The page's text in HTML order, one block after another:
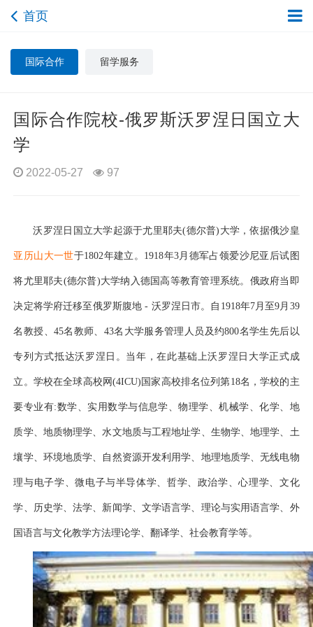
首页
国际合作 留学服务
国际合作院校-俄罗斯沃罗涅日国立大
学
2022-05-27 97
沃罗涅日国立大学起源于尤里耶夫(德尔普)大学，依据俄沙皇
亚历山大一世于1802年建立。1918年3月德军占领爱沙尼亚后试图
将尤里耶夫(德尔普)大学纳入德国高等教育管理系统。俄政府当即
决定将学府迁移至俄罗斯腹地 - 沃罗涅日市。自1918年7月至9月39
名教授、45名教师、43名大学服务管理人员及约800名学生先后以
专列方式抵达沃罗涅日。当年，在此基础上沃罗涅日大学正式成
立。学校在全球高校网(4ICU)国家高校排名位列第18名 ，学校的主
要专业有:数学、实用数学与信息学、物理学、机械学、化学、地
质学、地质物理学、水文地质与工程地址学、生物学、地理学、土
壤学、环境地质学、自然资源开发利用学、地理地质学、无线电物
理与电子学、微电子与半导体学、哲学、政治学、心理学、文化
学、历史学、法学、新闻学、文学语言学、理论与实用语言学、外
国语言与文化教学方法理论学、翻译学、社会教育学等。